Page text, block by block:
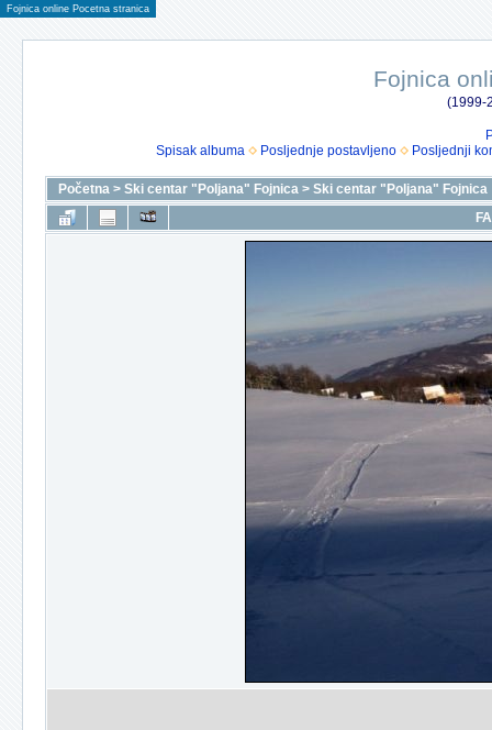
Fojnica online Pocetna stranica
Fojnica
(1999-
Spisak albuma
Posljednje postavljeno Posljednji
Početna > Ski centar "Poljana" Fojnica > Ski centar "Poljana" Fojnica